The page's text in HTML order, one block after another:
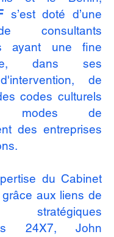
s’est doté d’une
consultants
ayant une fine
dans ses
de
codes culturels
de
des entreprises
du Cabinet
aux liens de
stratégiques
24X7, John